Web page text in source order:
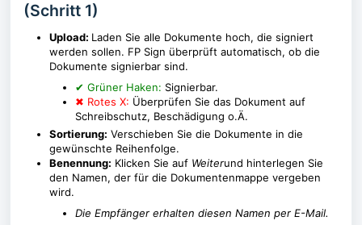
(Schritt 1)
Upload: Laden Sie alle Dokumente hoch, die signiert
werden sollen. FP Sign überprüft automatisch, ob die
Dokumente signierbar sind.
✔ Grüner Haken: Signierbar.
✖ Rotes X: Überprüfen Sie das Dokument auf
Schreibschutz, Beschädigung o.Ä.
Sortierung: Verschieben Sie die Dokumente in die
gewünschte Reihenfolge.
Benennung: Klicken Sie auf Weiterund hinterlegen Sie
den Namen, der für die Dokumentenmappe vergeben
wird.
Die Empfänger erhalten diesen Namen per E-Mail.